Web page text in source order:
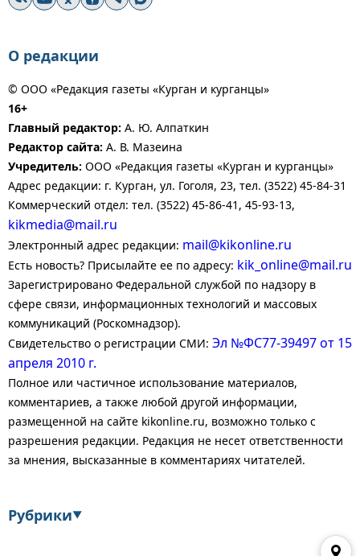
О редакции
© ООО «Редакция газеты «Курган и курганцы»
16+
Главный редактор: А. Ю. Алпаткин
Редактор сайта: А. В. Мазеина
Учредитель: ООО «Редакция газеты «Курган и курганцы»
Адрес редакции: г. Курган, ул. Гоголя, 23, тел. (3522) 45-84-31
Коммерческий отдел: тел. (3522) 45-86-41, 45-93-13,
kikmedia@mail.ru
Электронный адрес редакции: mail@kikonline.ru
Есть новость? Присылайте ее по адресу: kik_online@mail.ru
Зарегистрировано Федеральной службой по надзору в
сфере связи, информационных технологий и массовых
коммуникаций (Роскомнадзор).
Свидетельство о регистрации СМИ: Эл №ФС77-39497 от 15
апреля 2010 г.
Полное или частичное использование материалов,
комментариев, а также любой другой информации,
размещенной на сайте kikonline.ru, возможно только с
разрешения редакции. Редакция не несет ответственности
за мнения, высказанные в комментариях читателей.
Рубрики▼